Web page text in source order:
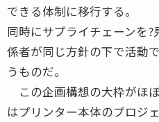
できる体制に移行する。
同時にサプライチェーンを?
係者が同じ方針の下で活動
うものだ。
この企画構想の大枠がほ
はプリンター本体のプロジ